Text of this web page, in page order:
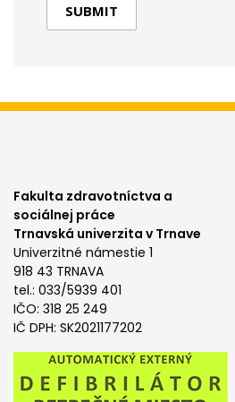
Fakulta zdravotníctva a
sociálnej práce
Trnavská univerzita v Trnave
Univerzitné námestie 1
918 43 TRNAVA
tel.: 033/5939 401
IČO: 318 25 249
IČ DPH: SK2021177202